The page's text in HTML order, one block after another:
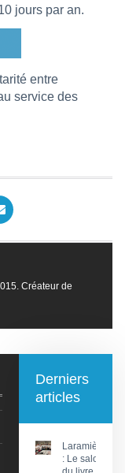
jours par an.
entre
service des
Créateur de
Derniers
articles
Laramière
: Le salon